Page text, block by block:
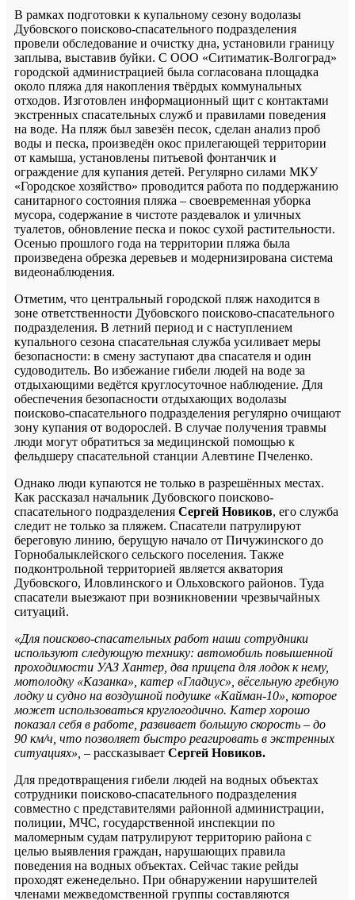
В рамках подготовки к купальному сезону водолазы
Дубовского поисково-спасательного подразделения
провели обследование и очистку дна, установили границу
заплыва, выставив буйки. С ООО «Ситиматик-Волгоград»
городской администрацией была согласована площадка
около пляжа для накопления твёрдых коммунальных
отходов. Изготовлен информационный щит с контактами
экстренных спасательных служб и правилами поведения
на воде. На пляж был завезён песок, сделан анализ проб
воды и песка, произведён окос прилегающей территории
от камыша, установлены питьевой фонтанчик и
ограждение для купания детей. Регулярно силами МКУ
«Городское хозяйство» проводится работа по поддержанию
санитарного состояния пляжа – своевременная уборка
мусора, содержание в чистоте раздевалок и уличных
туалетов, обновление песка и покос сухой растительности.
Осенью прошлого года на территории пляжа была
произведена обрезка деревьев и модернизирована система
видеонаблюдения.
Отметим, что центральный городской пляж находится в
зоне ответственности Дубовского поисково-спасательного
подразделения. В летний период и с наступлением
купального сезона спасательная служба усиливает меры
безопасности: в смену заступают два спасателя и один
судоводитель. Во избежание гибели людей на воде за
отдыхающими ведётся круглосуточное наблюдение. Для
обеспечения безопасности отдыхающих водолазы
поисково-спасательного подразделения регулярно очищают
зону купания от водорослей. В случае получения травмы
люди могут обратиться за медицинской помощью к
фельдшеру спасательной станции Алевтине Пчеленко.
Однако люди купаются не только в разрешённых местах.
Как рассказал начальник Дубовского поисково-
спасательного подразделения Сергей Новиков, его служба
следит не только за пляжем. Спасатели патрулируют
береговую линию, берущую начало от Пичужинского до
Горнобалыклейского сельского поселения. Также
подконтрольной территорией является акватория
Дубовского, Иловлинского и Ольховского районов. Туда
спасатели выезжают при возникновении чрезвычайных
ситуаций.
«Для поисково-спасательных работ наши сотрудники
используют следующую технику: автомобиль повышенной
проходимости УАЗ Хантер, два прицепа для лодок к нему,
мотолодку «Казанка», катер «Гладиус», вёсельную гребную
лодку и судно на воздушной подушке «Кайман-10», которое
может использоваться круглогодично. Катер хорошо
показал себя в работе, развивает большую скорость – до
90 км/ч, что позволяет быстро реагировать в экстренных
ситуациях», – рассказывает Сергей Новиков.
Для предотвращения гибели людей на водных объектах
сотрудники поисково-спасательного подразделения
совместно с представителями районной администрации,
полиции, МЧС, государственной инспекции по
маломерным судам патрулируют территорию района с
целью выявления граждан, нарушающих правила
поведения на водных объектах. Сейчас такие рейды
проходят еженедельно. При обнаружении нарушителей
членами межведомственной группы составляются